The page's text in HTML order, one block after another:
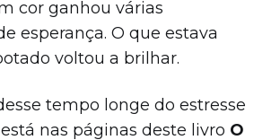
cor ganhou várias
esperança. O que estava
voltou a brilhar.
tempo longe do estresse
nas páginas deste livro O